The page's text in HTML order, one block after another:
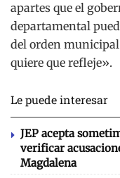
apartes que el
departamental
del orden
quiere que refleje».
Le puede interesar
JEP acepta
verificar
Magdalena